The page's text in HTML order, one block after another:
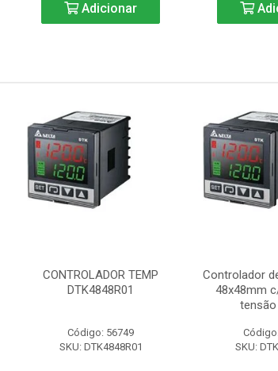
Adicionar
CONTROLADOR TEMP
DTK4848R01
Código: 56749
SKU: DTK4848R01
Controlador
48x48mm
tensão
SKU: